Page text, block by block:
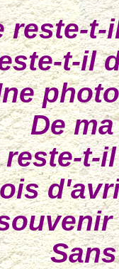
reste-
t-il
De
reste-t-